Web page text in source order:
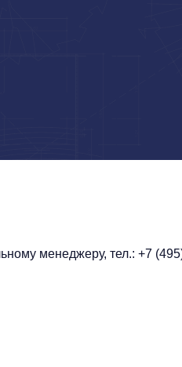
менеджеру, тел.: +7